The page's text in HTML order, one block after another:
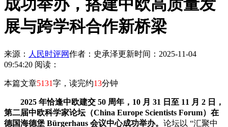
成功举办，搭建中欧高质量发
展与跨学科合作新桥梁
来源： 人民时评网作者：史承泽更新时间：2025-11-04
09:54:20 阅读：
本篇文章5131字，读完约13分钟
2025 年恰逢中欧建交 50 周年，10 月 31 日至 11 月 2 日，
第二届中欧科学家论坛（China Europe Scientists Forum）在
德国海德堡 Bürgerhaus 会议中心成功举办。 论坛以 “汇聚中